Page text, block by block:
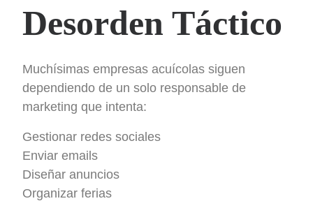
Desorden Táctico
Muchísimas empresas acuícolas siguen
dependiendo de un solo responsable de
marketing que intenta:
Gestionar redes sociales
Enviar emails
Diseñar anuncios
Organizar ferias